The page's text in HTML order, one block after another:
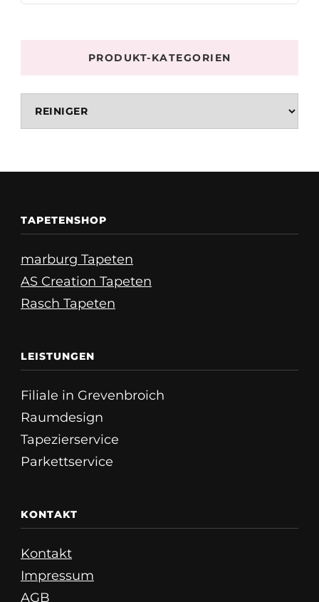
PRODUKT-KATEGORIEN
TAPETENSHOP
marburg Tapeten
AS Creation Tapeten
Rasch Tapeten
LEISTUNGEN
Filiale in Grevenbroich
Raumdesign
Tapezierservice
Parkettservice
KONTAKT
Kontakt
Impressum
AGB